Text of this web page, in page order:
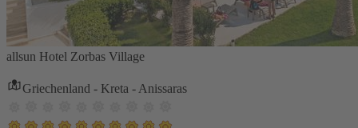
allsun Hotel Zorbas Village
Griechenland - Kreta - Anissaras